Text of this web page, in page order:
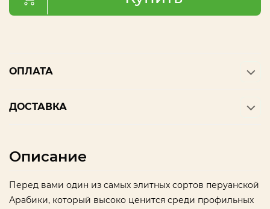
ОПЛАТА
ДОСТАВКА
Описание
Перед вами один из самых элитных сортов перуанской
Арабики, который высоко ценится среди профильных